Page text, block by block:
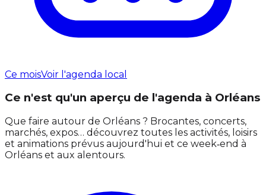
Ce moisVoir l'agenda local
Ce n'est qu'un aperçu de l'agenda à Orléans
Que faire autour de Orléans ? Brocantes, concerts,
marchés, expos… découvrez toutes les activités, loisirs
et animations prévus aujourd'hui et ce week‑end à
Orléans et aux alentours.